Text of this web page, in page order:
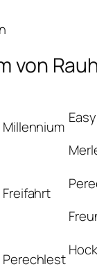
von
Millennium
Freifahrt
Perechlest